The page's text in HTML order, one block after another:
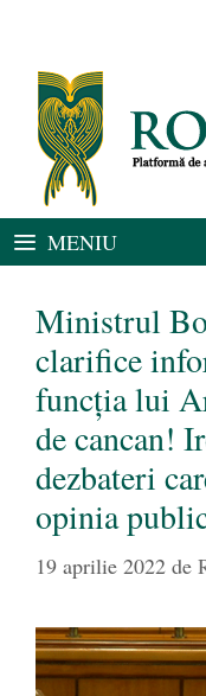
conținut
MENIU
Ministrul
clarifice
funcția lui
de cancan!
dezbateri
opinia
19 aprilie 2022 de